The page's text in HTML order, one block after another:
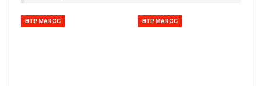
BTP MAROC BTP MAROC